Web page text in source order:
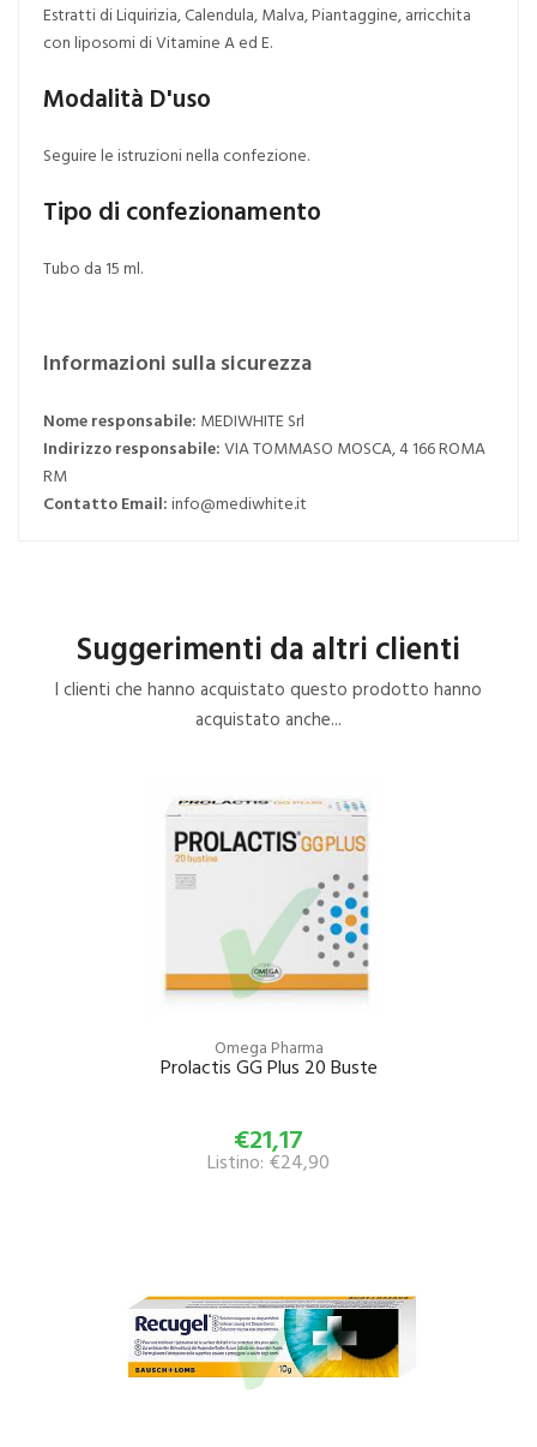
Estratti di Liquirizia, Calendula, Malva, Piantaggine, arricchita
con liposomi di Vitamine A ed E.
Modalità D'uso
Seguire le istruzioni nella confezione.
Tipo di confezionamento
Tubo da 15 ml.
Informazioni sulla sicurezza
Nome responsabile: MEDIWHITE Srl
Indirizzo responsabile:VIA TOMMASO MOSCA, 4 166 ROMA
RM
Contatto Email:info@mediwhite.it
Suggerimenti da altri clienti
I clienti che hanno acquistato questo prodotto hanno
acquistato anche...
Omega Pharma
Prolactis GG Plus 20 Buste
€21,17
Listino: €24,90